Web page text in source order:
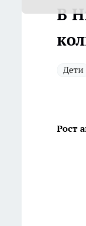
В
Дети
Рост